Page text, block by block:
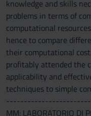
knowledge and skills
problems in terms of
computational
hence to compare
their computational
profitably attended the
applicability and
techniques to simple
------------------------
MM: LABORATORIO DI